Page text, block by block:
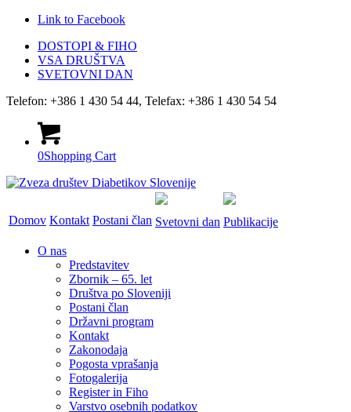
Link to Facebook
DOSTOPI & FIHO
VSA DRUŠTVA
SVETOVNI DAN
Telefon: +386 1 430 54 44, Telefax: +386 1 430 54 54
0Shopping Cart
Domov Kontakt Postani član Svetovni dan Publikacije
O nas
Predstavitev
Zbornik – 65. let
Društva po Sloveniji
Postani član
Državni program
Kontakt
Zakonodaja
Pogosta vprašanja
Fotogalerija
Register in Fiho
Varstvo osebnih podatkov